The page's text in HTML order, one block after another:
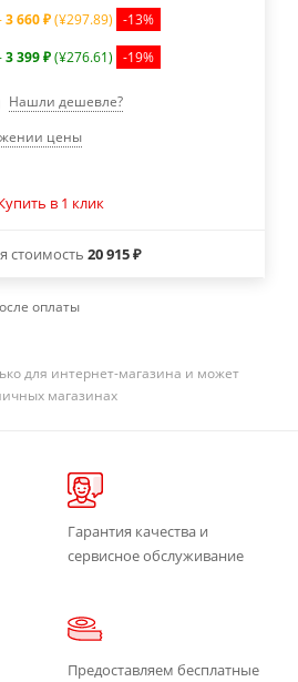
3 660 ₽(¥297.89) -13%
3 399 ₽(¥276.61) -19%
Нашли дешевле?
цены
в 1 клик
стоимость 20 915 ₽
оплаты
для интернет-магазина и может
магазинах
Гарантия качества и
сервисное обслуживание
Предоставляем бесплатные